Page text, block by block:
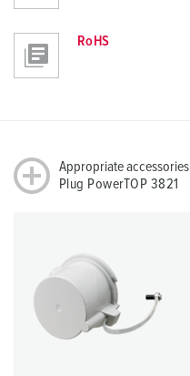
RoHS
Appropriate accessories
Plug PowerTOP 3821